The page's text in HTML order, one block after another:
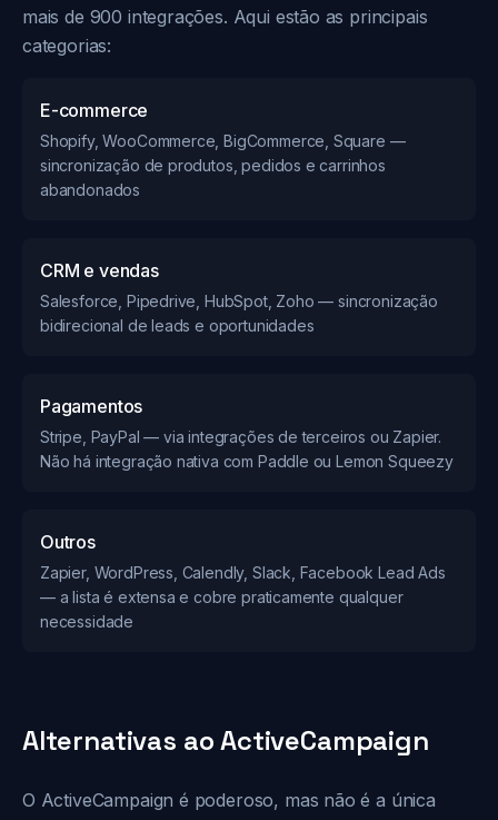
mais de 900 integrações. Aqui estão as principais
categorias:
E-commerce
Shopify, WooCommerce, BigCommerce, Square —
sincronização de produtos, pedidos e carrinhos
abandonados
CRM e vendas
Salesforce, Pipedrive, HubSpot, Zoho — sincronização
bidirecional de leads e oportunidades
Pagamentos
Stripe, PayPal — via integrações de terceiros ou Zapier.
Não há integração nativa com Paddle ou Lemon Squeezy
Outros
Zapier, WordPress, Calendly, Slack, Facebook Lead Ads
— a lista é extensa e cobre praticamente qualquer
necessidade
Alternativas ao ActiveCampaign
O ActiveCampaign é poderoso, mas não é a única